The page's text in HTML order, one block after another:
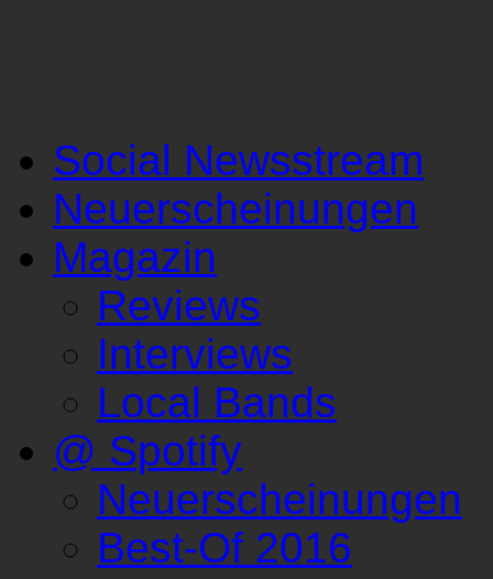
Social Newsstream
Neuerscheinungen
Magazin
Reviews
Interviews
Local Bands
@ Spotify
Neuerscheinungen
Best-Of 2016